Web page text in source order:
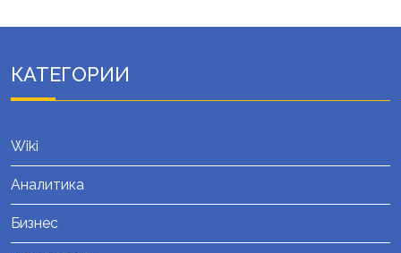
КАТЕГОРИИ
Wiki
Аналитика
Бизнес